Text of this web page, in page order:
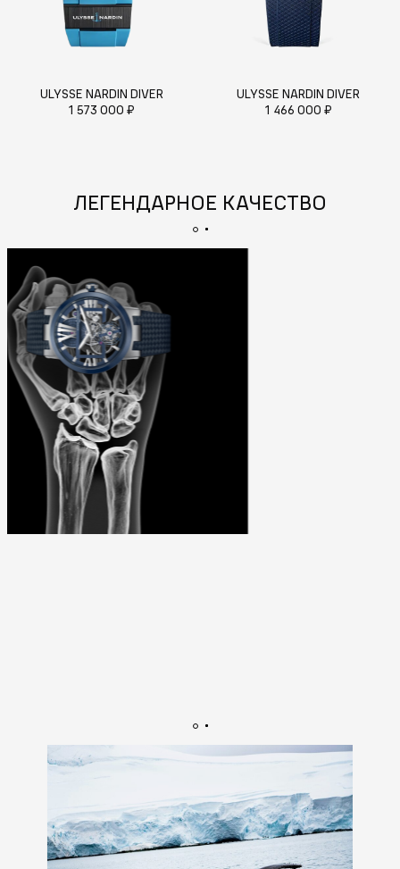
ULYSSE NARDIN DIVER
1 573 000 ₽
ULYSSE NARDIN DIVER
1 466 000 ₽
ЛЕГЕНДАРНОЕ КАЧЕСТВО